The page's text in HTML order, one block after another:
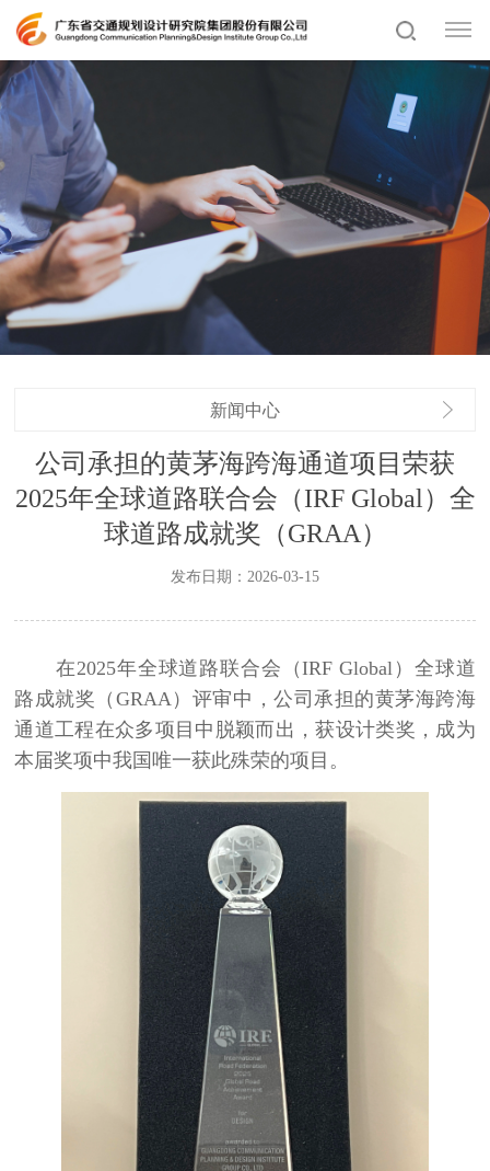
新闻中心
公司承担的黄茅海跨海通道项目荣获
2025年全球道路联合会（IRF Global）全
球道路成就奖（GRAA）
发布日期：2026-03-15
在2025年全球道路联合会（IRF Global ）全球道
路成就奖（ GRAA）评审中，公司承担的黄茅海跨海
通道工程在众多项目中脱颖而出，获设计类奖，成为
本届奖项中我国唯一获此殊荣的项目。